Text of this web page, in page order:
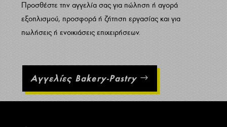
Προσθέστε την αγγελία σας για πώληση ή αγορά
εξοπλισμού, προσφορά ή ζήτηση εργασίας και για
πωλήσεις ή ενοικιάσεις επιχειρήσεων.
Αγγελίες Bakery-Pastry